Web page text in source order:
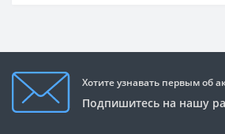
Хотите узнавать первым об
Подпишитесь на нашу